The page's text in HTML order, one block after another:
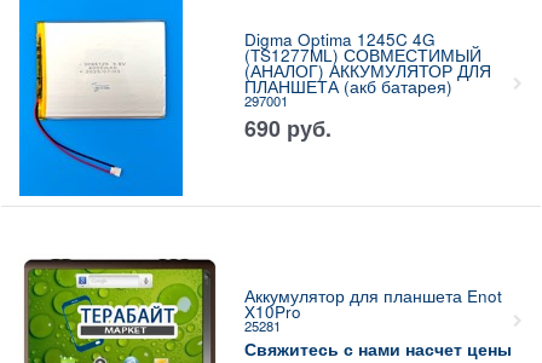
Digma Optima 1245C 4G
(TS1277ML) СОВМЕСТИМЫЙ
(АНАЛОГ) АККУМУЛЯТОР ДЛЯ
ПЛАНШЕТА (акб батарея)
297001
690 руб.
Аккумулятор для планшета Enot
X10Pro
25281
Свяжитесь с нами насчет цены